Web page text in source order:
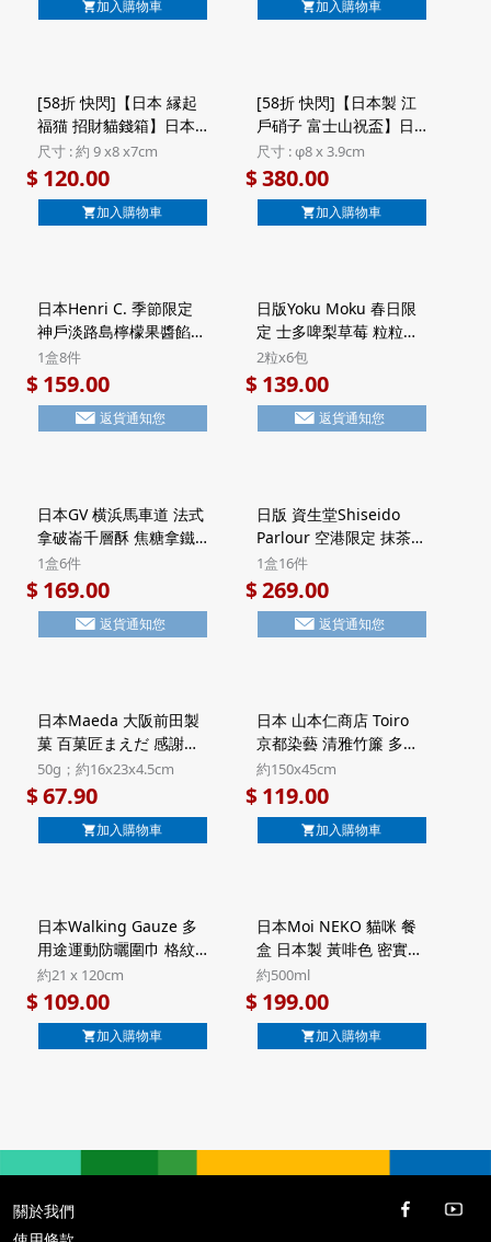
(451) ($36/2件)
加入購物車 加入購物車
[58折 快閃]【日本 縁起
福猫 招財貓錢箱】日本
招福招財 工藝製造 縁起
文字丸猫 福字 招財貓錢
箱
尺寸 : 約 9 x8 x7cm
$120.00
加入購物車
[58折 快閃]【日本製 江
戶硝子 富士山祝盃】日
版 江戶硝子 田島硝子 日
本製 富士山祝盃 藍色 玻
璃清酒杯 (工藝原木)
尺寸 : φ8 x 3.9cm
$380.00
加入購物車
日本Henri C. 季節限定
神戶淡路島檸檬果醬餡餅
法式Financier費南雪蛋
糕 禮盒 (1盒8件)【市集
世界 - 日本市集】
1盒8件
$159.00
返貨通知您
日版Yoku Moku 春日限
定 士多啤梨草莓 粒粒方
塊酥餅 禮盒 (2粒x6包)
【市集世界 - 日本市集】
2粒x6包
$139.00
返貨通知您
日本GV 横浜馬車道 法式
拿破崙千層酥 焦糖拿鐵
Latte 頂級法國Valrhona
朱古力 Millefeuille酥餅
禮盒 Halal清真食品 (1盒
6件)【市集世界 - 日本市
1盒6件
$169.00
返貨通知您
日版 資生堂Shiseido
Parlour 空港限定 抹茶朱
古力 黑糖忌廉夾心 7層威
化酥餅 豪華鐵罐禮盒 (1
盒16件)【市集世界 - 日
本市集】
1盒16件
$269.00
返貨通知您
日本Maeda 大阪前田製
菓 百菓匠まえだ 感謝の
句 2款日式米菓 禮盒
50g (920)【市集世界 -
日本市集】
50g；約16x23x4.5cm
$67.90
加入購物車
日本 山本仁商店 Toiro
京都染藝 清雅竹簾 多用
途防曬披肩 粉紅色 日本
製 UV加工 純棉紗巾圍巾
【市集世界 - 日本市集】
約150x45cm
$119.00
加入購物車
日本Walking Gauze 多
用途運動防曬圍巾 格紋
藍色 日本製 UV加工 純棉
三重紗巾【市集世界 - 日
本市集】
約21 x 120cm
$109.00
加入購物車
日本Moi NEKO 貓咪 餐
盒 日本製 黃啡色 密實防
漏 微波爐飯盒食物盒
500ml (278)【市集世界 -
日本市集】
約500ml
$199.00
加入購物車
關於我們